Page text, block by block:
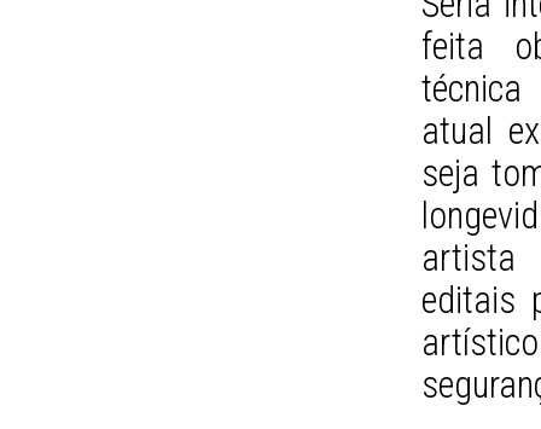
feita
técnica
atual
seja
artista
editais